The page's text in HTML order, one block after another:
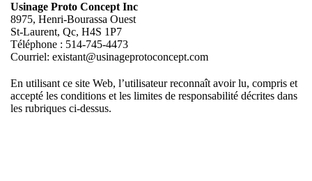
Usinage Proto Concept Inc
8975, Henri-Bourassa Ouest
St-Laurent, Qc, H4S 1P7
Téléphone : 514-745-4473
Courriel: existant@usinageprotoconcept.com
En utilisant ce site Web, l’utilisateur reconnaît avoir lu, compris et
accepté les conditions et les limites de responsabilité décrites dans
les rubriques ci-dessus.